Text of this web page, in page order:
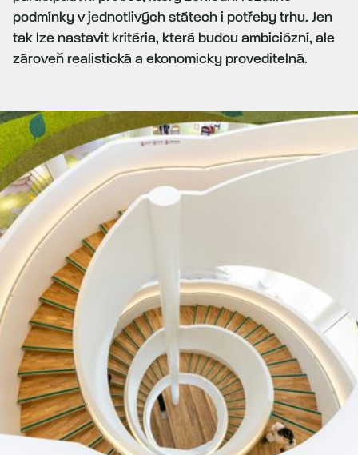
podmínky v jednotlivých státech i potřeby trhu. Jen
tak lze nastavit kritéria, která budou ambiciózní, ale
zároveň realistická a ekonomicky proveditelná.